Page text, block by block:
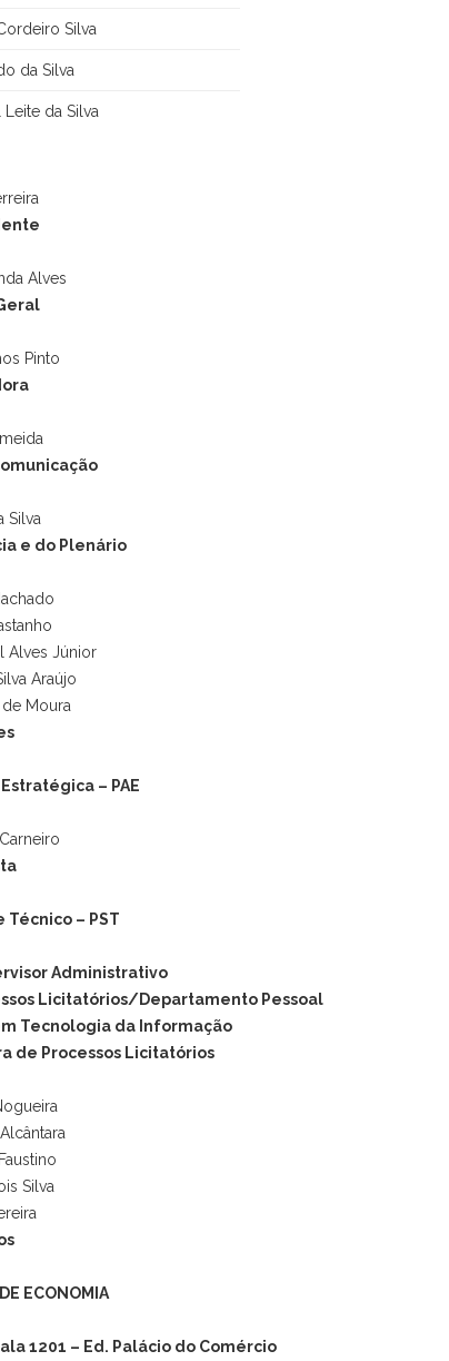
Silva
da Silva
Leite da Silva
Alves
Pinto
Silva
e do Plenário
Alves Júnior
Araújo
Moura
– PAE
Técnico – PST
Administrativo
Licitatórios/Departamento Pessoal
Tecnologia da Informação
de Processos Licitatórios
Silva
ECONOMIA
1201 – Ed. Palácio do Comércio